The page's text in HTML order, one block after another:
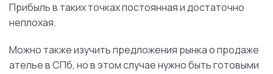
Прибыль в таких точках постоянная и достаточно
неплохая.
Можно также изучить предложения рынка о продаже
ателье в СПб, но в этом случае нужно быть готовыми